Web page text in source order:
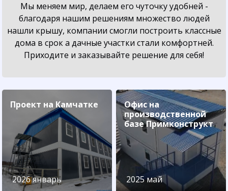
Мы меняем мир, делаем его чуточку удобней -
благодаря нашим решениям множество людей
нашли крышу, компании смогли построить классные
дома в срок а дачные участки стали комфортней.
Приходите и заказывайте решение для себя!
Проект на Камчатке
2026 январь
Офис на
производственной
базе Примконструкт
2025 май